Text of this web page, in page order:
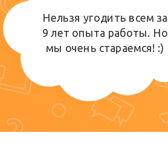
Нельзя угодить всем за
9 лет опыта работы. Но
мы очень стараемся! :)